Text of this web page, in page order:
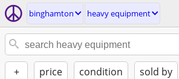
binghamton heavy equipment
+ price condition sold by